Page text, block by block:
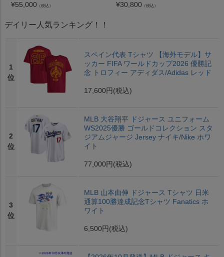
¥55,000 （税込）
¥30,800 （税込）
デイリー人気ランキング！！
1
位
スペイン代表 Tシャツ 【海外モデル】サ
ッカー FIFA ワールドカップ2026 優勝記
念 トロフィー アディダス/Adidas レッド
17,600円 (税込)
2
位
MLB 大谷翔平 ドジャース ユニフォーム
WS2025優勝 ゴールドコレクション スタ
ジアムジャージ Jersey ナイキ/Nike ホワ
イト
77,000円 (税込)
3
位
MLB 山本由伸 ドジャース Tシャツ 日米
通算100勝達成記念Tシャツ Fanatics ホ
ワイト
6,500円 (税込)